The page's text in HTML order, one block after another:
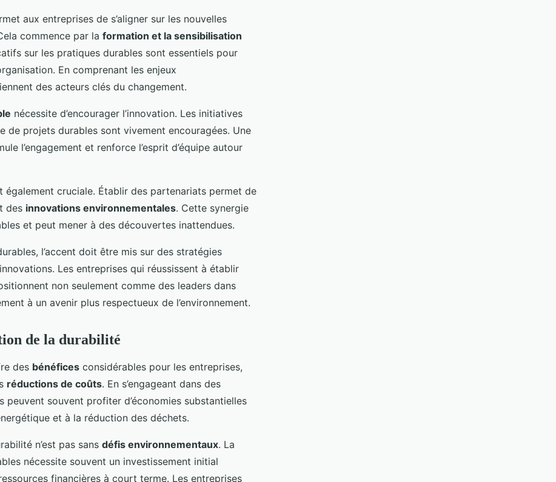
aux entreprises de s’aligner sur les nouvelles
commence par la formation et la sensibilisation
sur les pratiques durables sont essentiels pour
En comprenant les enjeux
des acteurs clés du changement.
nécessite d’encourager l’innovation. Les initiatives
de projets durables sont vivement encouragées. Une
l’engagement et renforce l’esprit d’équipe autour
également cruciale. Établir des partenariats permet de
des innovations environnementales. Cette synergie
et peut mener à des découvertes inattendues.
l’accent doit être mis sur des stratégies
Les entreprises qui réussissent à établir
non seulement comme des leaders dans
à un avenir plus respectueux de l’environnement.
de la durabilité
des bénéfices considérables pour les entreprises,
réductions de coûts. En s’engageant dans des
peuvent souvent profiter d’économies substantielles
et à la réduction des déchets.
n’est pas sans défis environnementaux. La
nécessite souvent un investissement initial
financières à court terme. Les entreprises